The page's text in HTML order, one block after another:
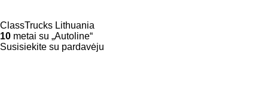
ClassTrucks Lithuania
10 metai su „Autoline“
Susisiekite su pardavėju